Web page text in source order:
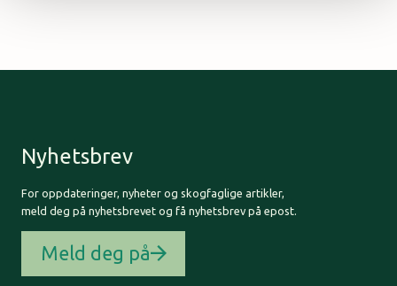
Nyhetsbrev
For oppdateringer, nyheter og skogfaglige artikler,
meld deg på nyhetsbrevet og få nyhetsbrev på epost.
Meld deg på